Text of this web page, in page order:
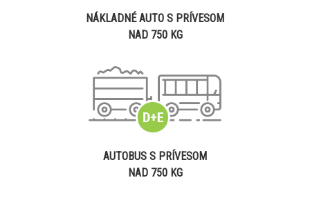
NÁKLADNÉ AUTO S PRÍVESOM
NAD 750 KG
AUTOBUS S PRÍVESOM
NAD 750 KG